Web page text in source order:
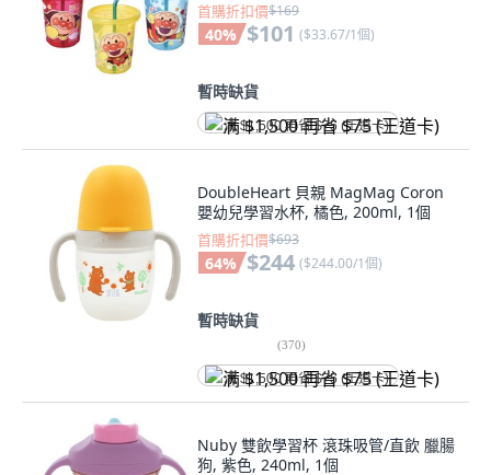
首購折扣價$169
40% $101 ($33.67/1個)
暫時缺貨
满 $1,500 再省 $75 (王道卡)
DoubleHeart 貝親 MagMag Coron
嬰幼兒學習水杯, 橘色, 200ml, 1個
首購折扣價$693
64% $244 ($244.00/1個)
暫時缺貨
(370)
满 $1,500 再省 $75 (王道卡)
Nuby 雙飲學習杯 滾珠吸管/直飲 臘腸
狗, 紫色, 240ml, 1個